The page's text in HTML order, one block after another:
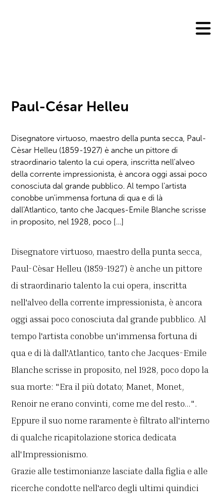
Paul-César Helleu
Disegnatore virtuoso, maestro della punta secca, Paul-
Cèsar Helleu (1859-1927) è anche un pittore di
straordinario talento la cui opera, inscritta nell'alveo
della corrente impressionista, è ancora oggi assai poco
conosciuta dal grande pubblico. Al tempo l'artista
conobbe un'immensa fortuna di qua e di là
dall'Atlantico, tanto che Jacques-Emile Blanche scrisse
in proposito, nel 1928, poco […]
Disegnatore virtuoso, maestro della punta secca,
Paul-Cèsar Helleu (1859-1927) è anche un pittore
di straordinario talento la cui opera, inscritta
nell'alveo della corrente impressionista, è ancora
oggi assai poco conosciuta dal grande pubblico. Al
tempo l'artista conobbe un'immensa fortuna di
qua e di là dall'Atlantico, tanto che Jacques-Emile
Blanche scrisse in proposito, nel 1928, poco dopo la
sua morte: "Era il più dotato; Manet, Monet,
Renoir ne erano convinti, come me del resto…".
Eppure il suo nome raramente è filtrato all'interno
di qualche ricapitolazione storica dedicata
all'Impressionismo.
Grazie alle testimonianze lasciate dalla figlia e alle
ricerche condotte nell'arco degli ultimi quindici